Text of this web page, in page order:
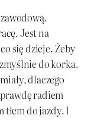
Jest na
się dzieje. Żeby
do korka.
dlaczego
radiem
do jazdy. I